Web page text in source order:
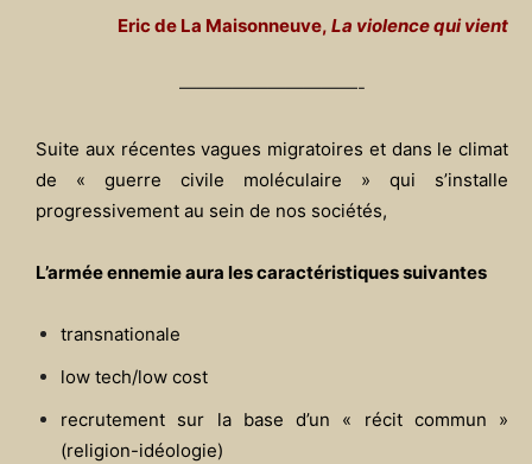
Eric de La Maisonneuve, La violence qui vient
——————————-
Suite aux récentes vagues migratoires et dans le climat
de « guerre civile moléculaire » qui s’installe
progressivement au sein de nos sociétés,
L’armée ennemie aura les caractéristiques suivantes
transnationale
low tech/low cost
recrutement sur la base d’un « récit commun »
(religion-idéologie)